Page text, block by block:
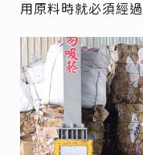
用原料時就必須經